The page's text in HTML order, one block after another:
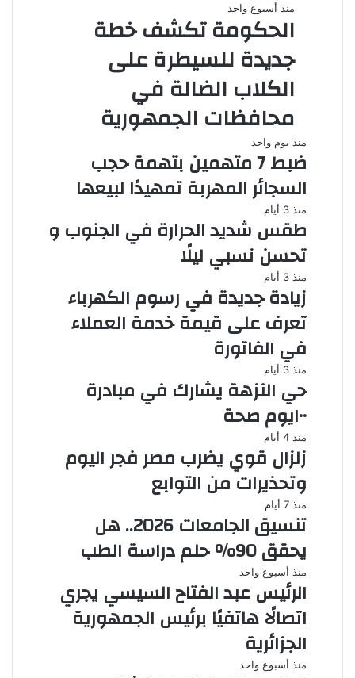
منذ أسبوع واحد
الحكومة تكشف خطة
جديدة للسيطرة على
الكلاب الضالة في
محافظات الجمهورية
منذ يوم واحد
ضبط 7 متهمين بتهمة حجب
السجائر المهربة تمهيدًا لبيعها
منذ 3 أيام
طقس شديد الحرارة في الجنوب و
تحسن نسبي ليلًا
منذ 3 أيام
زيادة جديدة في رسوم الكهرباء
تعرف على قيمة خدمة العملاء
في الفاتورة
منذ 3 أيام
حي النزهة يشارك في مبادرة
١٠٠يوم صحة
منذ 4 أيام
زلزال قوي يضرب مصر فجر اليوم
وتحذيرات من التوابع
منذ 7 أيام
تنسيق الجامعات 2026.. هل
يحقق 90% حلم دراسة الطب
منذ أسبوع واحد
الرئيس عبد الفتاح السيسي يجري
اتصالًا هاتفيًا برئيس الجمهورية
الجزائرية
منذ أسبوع واحد